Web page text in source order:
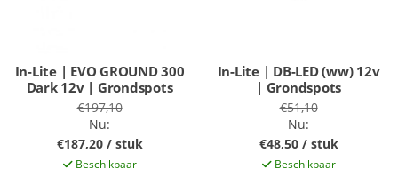
In-Lite | EVO GROUND 300
Dark 12v | Grondspots
€197,10
Nu:
€187,20 / stuk
Beschikbaar
In-Lite | DB-LED (ww) 12v
| Grondspots
€51,10
Nu:
€48,50 / stuk
Beschikbaar